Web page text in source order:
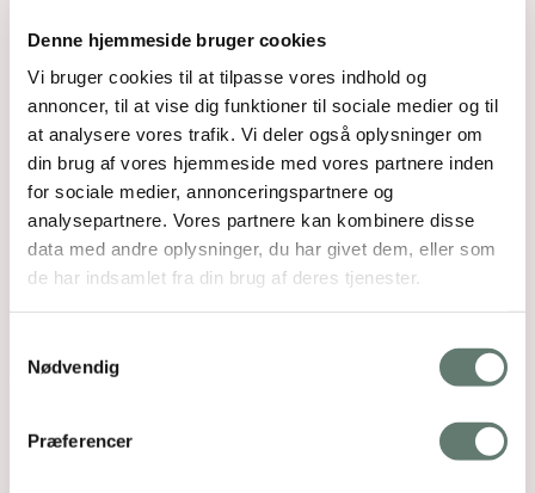
Denne hjemmeside bruger cookies
Vi bruger cookies til at tilpasse vores indhold og
annoncer, til at vise dig funktioner til sociale medier og til
at analysere vores trafik. Vi deler også oplysninger om
din brug af vores hjemmeside med vores partnere inden
for sociale medier, annonceringspartnere og
analysepartnere. Vores partnere kan kombinere disse
data med andre oplysninger, du har givet dem, eller som
de har indsamlet fra din brug af deres tjenester.
Nødvendig
Præferencer